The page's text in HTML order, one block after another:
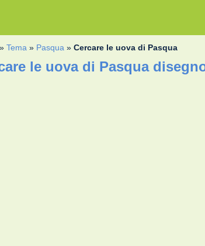
»Tema » Pasqua »Cercare le uova di Pasqua
le uova di Pasqua